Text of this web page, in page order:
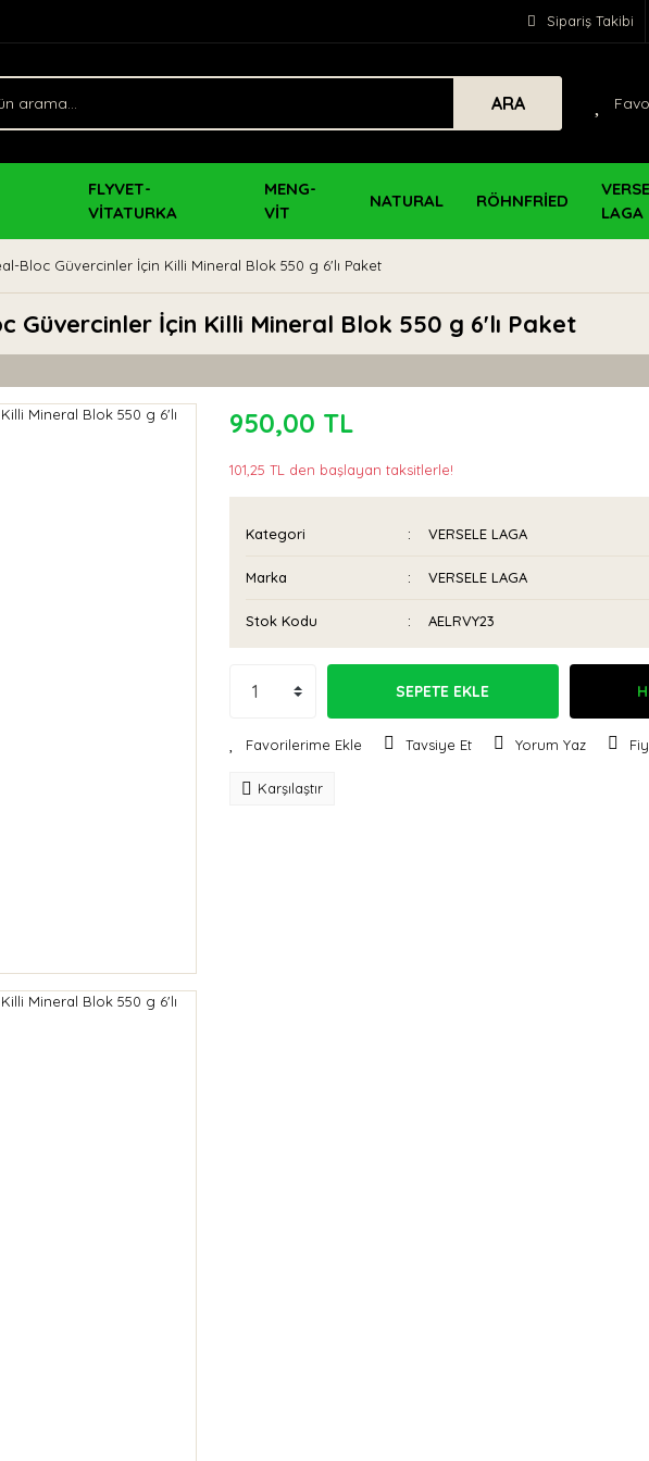
Sipariş Takibi
ARA
FLYVET-
VİTATURKA
MENG-
VİT
NATURAL RÖHNFRİED
LAGA
Bloc Güvercinler İçin Killi Mineral Blok 550 g 6'lı Paket
Güvercinler İçin Killi Mineral Blok 550 g 6'lı Paket
950,00 TL
101,25 TL den başlayan taksitlerle!
Kategori VERSELE LAGA
Marka VERSELE LAGA
Stok Kodu AELRVY23
SEPETE EKLE
Tavsiye Et Yorum Yaz
Karşılaştır